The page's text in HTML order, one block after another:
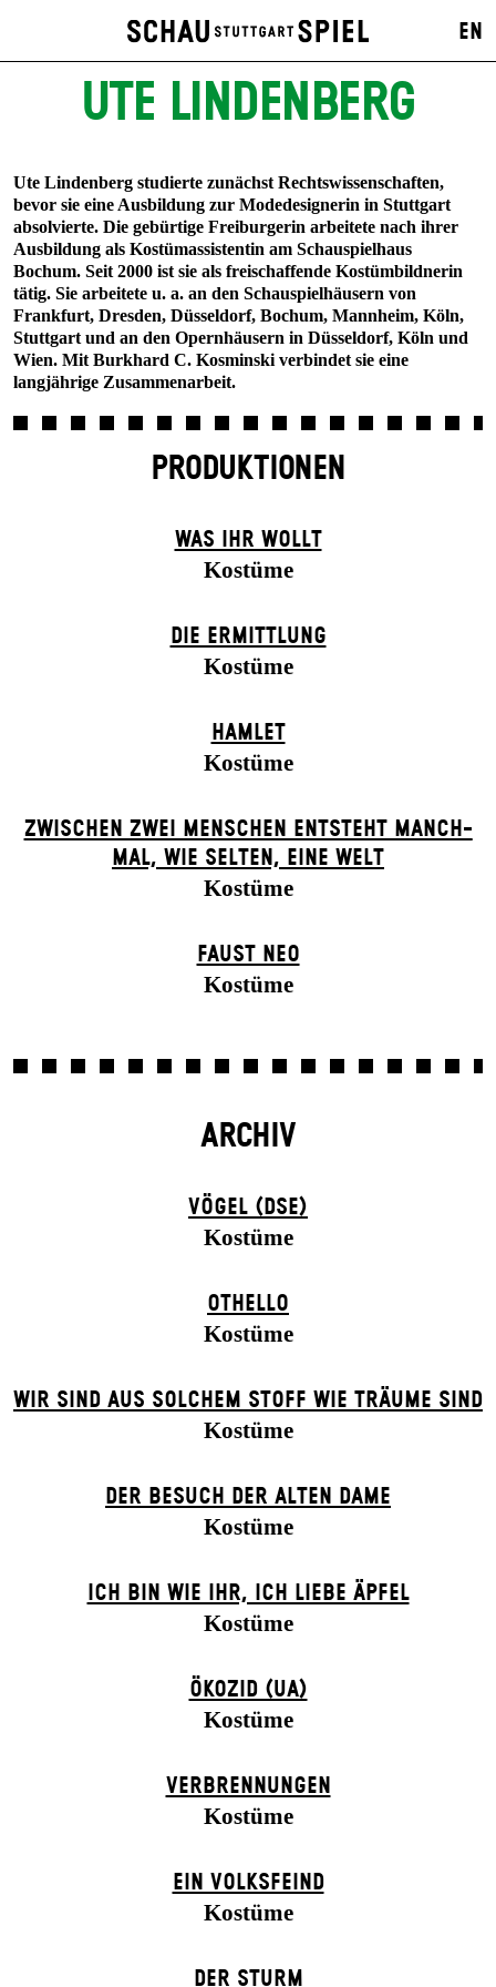
EN
UTE LINDENBERG
Ute Lindenberg studierte zunächst Rechtswissenschaften,
bevor sie eine Ausbildung zur Modedesignerin in Stuttgart
absolvierte. Die gebürtige Freiburgerin arbeitete nach ihrer
Ausbildung als Kostümassistentin am Schauspielhaus
Bochum. Seit 2000 ist sie als freischaffende Kostümbildnerin
tätig. Sie arbeitete u. a. an den Schauspielhäusern von
Frankfurt, Dresden, Düsseldorf, Bochum, Mannheim, Köln,
Stuttgart und an den Opernhäusern in Düsseldorf, Köln und
Wien. Mit Burkhard C. Kosminski verbindet sie eine
langjährige Zusammenarbeit.
PRODUKTIONEN
WAS IHR WOLLT
Kostüme
DIE ERMITTLUNG
Kostüme
HAMLET
Kostüme
ZWISCHEN ZWEI MENSCHEN ENT­STEHT MANCH­
MAL, WIE SELTEN, EINE WELT
Kostüme
FAUST NEO
Kostüme
ARCHIV
VÖGEL (DSE)
Kostüme
OTHELLO
Kostüme
WIR SIND AUS SOLCHEM STOFF WIE TRÄUME SIND
Kostüme
DER BE­SUCH DER ALT­EN DA­ME
Kostüme
ICH BIN WIE IHR, ICH LIEBE ÄPFEL
Kostüme
ÖKOZID (UA)
Kostüme
VERBRENNUNGEN
Kostüme
EIN VOLKS­FEIND
Kostüme
DER STURM